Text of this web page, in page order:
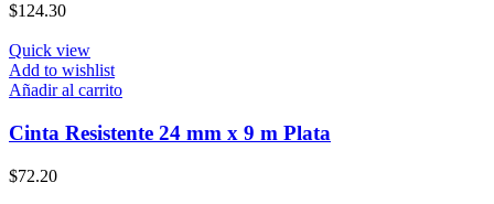
$124.30
Quick view
Add to wishlist
Añadir al carrito
Cinta Resistente 24 mm x 9 m Plata
$72.20